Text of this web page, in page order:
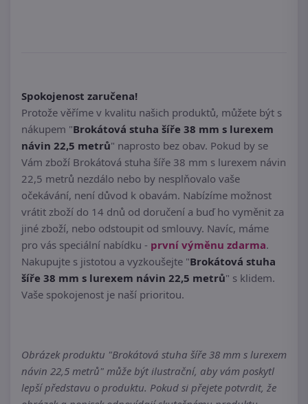
Spokojenost zaručena!
Protože věříme v kvalitu našich produktů, můžete být s
nákupem "Brokátová stuha šíře 38 mm s lurexem
návin 22,5 metrů" naprosto bez obav. Pokud by se
Vám zboží Brokátová stuha šíře 38 mm s lurexem návin
22,5 metrů nezdálo nebo by nesplňovalo vaše
očekávání, není důvod k obavám. Nabízíme možnost
vrátit zboží do 14 dnů od doručení a buď ho vyměnit za
jiné zboží, nebo odstoupit od smlouvy. Navíc, máme
pro vás speciální nabídku - první výměnu zdarma.
Nakupujte s jistotou a vyzkoušejte "Brokátová stuha
šíře 38 mm s lurexem návin 22,5 metrů" s klidem.
Vaše spokojenost je naší prioritou.
Obrázek produktu "Brokátová stuha šíře 38 mm s lurexem
návin 22,5 metrů" může být ilustrační, aby vám poskytl
lepší představu o produktu. Pokud si přejete potvrdit, že